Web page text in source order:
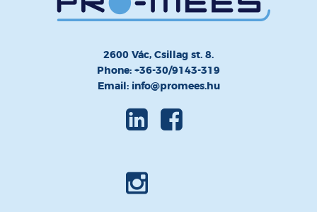
2600 Vác, Csillag st. 8.
Phone: +36-30/9143-319
Email: info@promees.hu